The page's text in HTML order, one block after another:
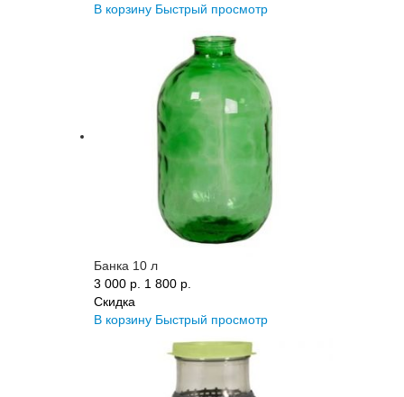
В корзину Быстрый просмотр
Банка 10 л
3 000 p. 1 800 p.
Скидка
В корзину Быстрый просмотр